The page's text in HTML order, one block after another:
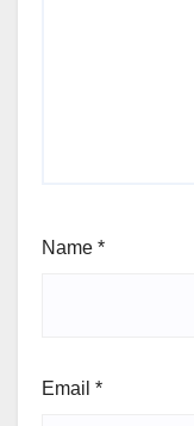
Name *
Email *